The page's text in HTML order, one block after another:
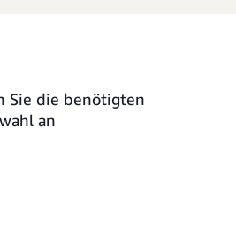
Sie die benötigten
an